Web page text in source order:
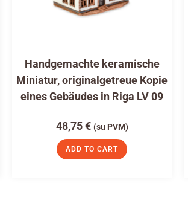
Handgemachte keramische
Miniatur, originalgetreue Kopie
eines Gebäudes in Riga LV 09
48,75€ (su PVM)
ADD TO CART